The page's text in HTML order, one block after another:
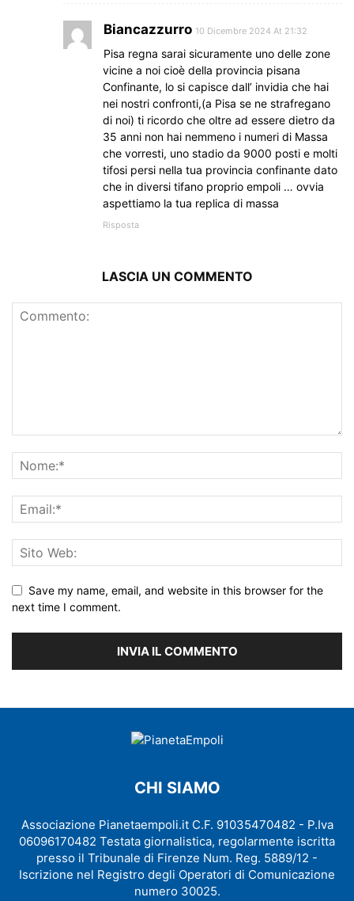
Biancazzurro 10 Dicembre 2024 At 21:32
Pisa regna sarai sicuramente uno delle zone
vicine a noi cioè della provincia pisana
Confinante, lo si capisce dall’ invidia che hai
nei nostri confronti,(a Pisa se ne strafregano
di noi) ti ricordo che oltre ad essere dietro da
35 anni non hai nemmeno i numeri di Massa
che vorresti, uno stadio da 9000 posti e molti
tifosi persi nella tua provincia confinante dato
che in diversi tifano proprio empoli … ovvia
aspettiamo la tua replica di massa
Risposta
LASCIA UN COMMENTO
Save my name, email, and website in this browser for the
next time I comment.
CHI SIAMO
Associazione Pianetaempoli.it C.F. 91035470482 - P.Iva
06096170482 Testata giornalistica, regolarmente iscritta
presso il Tribunale di Firenze Num. Reg. 5889/12 -
Iscrizione nel Registro degli Operatori di Comunicazione
numero 30025.